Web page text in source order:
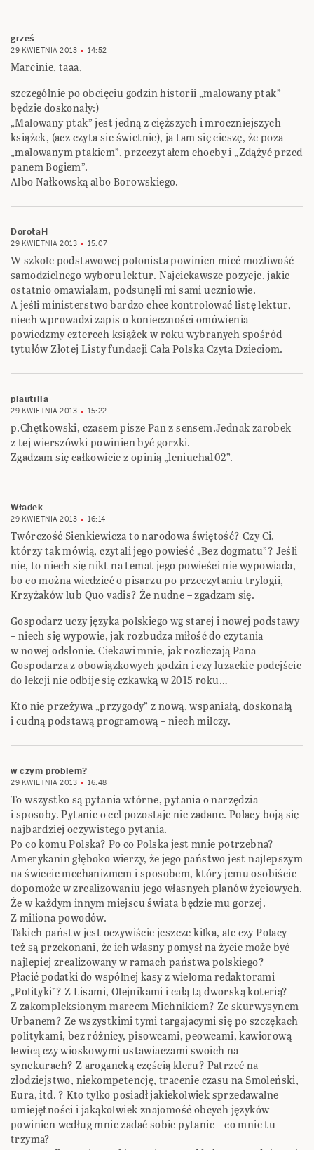
grześ
29 KWIETNIA 2013 14:52
Marcinie, taaa,
szczególnie po obcięciu godzin historii „malowany ptak”
będzie doskonały:)
„Malowany ptak” jest jedną z cięższych i mroczniejszych
książek, (acz czyta sie świetnie), ja tam się cieszę, że poza
„malowanym ptakiem”, przeczytałem chocby i „Zdążyć przed
panem Bogiem”.
Albo Nałkowską albo Borowskiego.
DorotaH
29 KWIETNIA 2013 15:07
W szkole podstawowej polonista powinien mieć możliwość
samodzielnego wyboru lektur. Najciekawsze pozycje, jakie
ostatnio omawiałam, podsunęli mi sami uczniowie.
A jeśli ministerstwo bardzo chce kontrolować listę lektur,
niech wprowadzi zapis o konieczności omówienia
powiedzmy czterech książek w roku wybranych spośród
tytułów Złotej Listy fundacji Cała Polska Czyta Dzieciom.
plautilla
29 KWIETNIA 2013 15:22
p.Chętkowski, czasem pisze Pan z sensem.Jednak zarobek
z tej wierszówki powinien być gorzki.
Zgadzam się całkowicie z opinią „leniucha102”.
Władek
29 KWIETNIA 2013 16:14
Twórczość Sienkiewicza to narodowa świętość? Czy Ci,
którzy tak mówią, czytali jego powieść „Bez dogmatu”? Jeśli
nie, to niech się nikt na temat jego powieści nie wypowiada,
bo co można wiedzieć o pisarzu po przeczytaniu trylogii,
Krzyżaków lub Quo vadis? Że nudne – zgadzam się.
Gospodarz uczy języka polskiego wg starej i nowej podstawy
– niech się wypowie, jak rozbudza miłość do czytania
w nowej odsłonie. Ciekawi mnie, jak rozliczają Pana
Gospodarza z obowiązkowych godzin i czy luzackie podejście
do lekcji nie odbije się czkawką w 2015 roku…
Kto nie przeżywa „przygody” z nową, wspaniałą, doskonałą
i cudną podstawą programową – niech milczy.
w czym problem?
29 KWIETNIA 2013 16:48
To wszystko są pytania wtórne, pytania o narzędzia
i sposoby. Pytanie o cel pozostaje nie zadane. Polacy boją się
najbardziej oczywistego pytania.
Po co komu Polska? Po co Polska jest mnie potrzebna?
Amerykanin głęboko wierzy, że jego państwo jest najlepszym
na świecie mechanizmem i sposobem, który jemu osobiście
dopomoże w zrealizowaniu jego własnych planów życiowych.
Że w każdym innym miejscu świata będzie mu gorzej.
Z miliona powodów.
Takich państw jest oczywiście jeszcze kilka, ale czy Polacy
też są przekonani, że ich własny pomysł na życie może być
najlepiej zrealizowany w ramach państwa polskiego?
Płacić podatki do wspólnej kasy z wieloma redaktorami
„Polityki”? Z Lisami, Olejnikami i całą tą dworską koterią?
Z zakompleksionym marcem Michnikiem? Ze skurwysynem
Urbanem? Ze wszystkimi tymi targajacymi się po szczękach
politykami, bez różnicy, pisowcami, peowcami, kawiorową
lewicą czy wioskowymi ustawiaczami swoich na
synekurach? Z arogancką częścią kleru? Patrzeć na
złodziejstwo, niekompetencję, tracenie czasu na Smoleński,
Eura, itd. ? Kto tylko posiadł jakiekolwiek sprzedawalne
umiejętności i jakąkolwiek znajomość obcych języków
powinien według mnie zadać sobie pytanie – co mnie tu
trzyma?